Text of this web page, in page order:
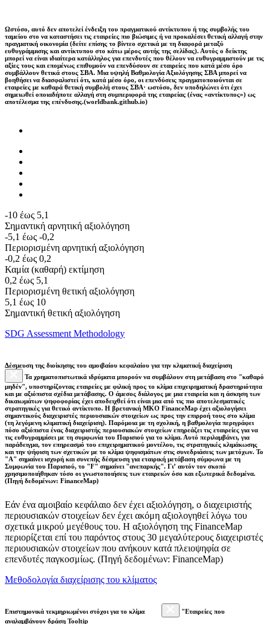
Ωστόσο, αυτό δεν αποτελεί ένδειξη του πραγματικού αντίκτυπου ή της συμβολής του
ταμείου στο να καταστήσει τις εταιρείες πιο βιώσιμες ή να προκαλέσει θετική αλλαγή στην
πραγματική οικονομία (δείτε επίσης το βίντεο σχετικά με τη διαφορά μεταξύ
ευθυγράμμισης και αντίκτυπου στο κάτω μέρος αυτής της σελίδας). Αυτός ο δείκτης
μπορεί να είναι ιδιαίτερα κατάλληλος για επενδυτές που θέλουν να ευθυγραμμιστούν με τις
αξίες τους και επομένως επιθυμούν να επενδύσουν σε εταιρείες που κατά μέσο όρο
συμβάλλουν θετικά στους ΣΒΑ. Μια υψηλή Βαθμολογία Αξιολόγησης ΣΒΑ μπορεί να
βοηθήσει να διασφαλιστεί ότι, κατά μέσο όρο, οι επενδύσεις πραγματοποιούνται σε
εταιρείες με καθαρά θετική συμβολή στους ΣΒΑ· ωστόσο, δεν υποδηλώνει ότι έχει
σημειωθεί οποιαδήποτε αλλαγή στη συμπεριφορά της εταιρείας (ένας «αντίκτυπος») ως
αποτέλεσμα της επένδυσης.(worldbank.github.io)
-10 έως 5,1
Σημαντική αρνητική αξιολόγηση
-5,1 έως -0,2
Περιορισμένη αρνητική αξιολόγηση
-0,2 έως 0,2
Καμία (καθαρή) εκτίμηση
0,2 έως 5,1
Περιορισμένη θετική αξιολόγηση
5,1 έως 10
Σημαντική θετική αξιολόγηση
SDG Assessment Methodology
Δέσμευση της διοίκησης του αμοιβαίου κεφαλαίου για την κλιματική διαχείριση
Τα χρηματοπιστωτικά ιδρύματα μπορούν να συμβάλουν στη μετάβαση στο "καθαρό
μηδέν", υποστηρίζοντας εταιρείες με φιλική προς το κλίμα επιχειρηματική δραστηριότητα
και με αξιόπιστα σχέδια μετάβασης. Ο άμεσος διάλογος με μια εταιρεία και η άσκηση των
δικαιωμάτων ψηφοφορίας έχει αποδειχθεί ότι είναι μια από τις πιο αποτελεσματικές
στρατηγικές για θετικό αντίκτυπο. Η βρετανική ΜΚΟ FinanceMap έχει αξιολογήσει
σημαντικούς διαχειριστές περιουσιακών στοιχείων ως προς την επιρροή τους στο κλίμα
(τη λεγόμενη κλιματική διαχείριση). Παρόμοια με τη σχολική, η βαθμολογία περιγράφει
πόσο αξιόπιστα ένας διαχειριστής περιουσιακών στοιχείων επηρεάζει τις εταιρείες για να
τις ευθυγραμμίσει με τη συμφωνία του Παρισιού για το κλίμα. Αυτό περιλαμβάνει, για
παράδειγμα, τον επηρεασμό του επιχειρηματικού μοντέλου, τις στρατηγικές κλιμάκωσης
και την ψήφιση των σχετικών με το κλίμα ψηφισμάτων στις συνεδριάσεις των μετόχων. Το
"Α" σημαίνει ισχυρή και συνεπής δέσμευση για εταιρική μετάβαση σύμφωνα με τη
Συμφωνία του Παρισιού, το "F" σημαίνει "ανεπαρκής". Γι’ αυτόν τον σκοπό
χρησιμοποιήθηκαν τόσο οι γνωστοποιήσεις των εταιρειών όσο και εξωτερικά δεδομένα.
(Πηγή δεδομένων: FinanceMap)
Εάν ένα αμοιβαίο κεφάλαιο δεν έχει αξιολόγηση, ο διαχειριστής
περιουσιακών στοιχείων δεν έχει ακόμη αξιολογηθεί λόγω του
σχετικά μικρού μεγέθους του. Η αξιολόγηση της FinanceMap
περιορίζεται επί του παρόντος στους 30 μεγαλύτερους διαχειριστές
περιουσιακών στοιχείων που ανήκουν κατά πλειοψηφία σε
επενδυτές παγκοσμίως. (Πηγή δεδομένων: FinanceMap)
Μεθοδολογία διαχείρισης του κλίματος
Επιστημονικά τεκμηριωμένοι στόχοι για το κλίμα
"Εταιρείες που
αναλαμβάνουν δράση Tooltip